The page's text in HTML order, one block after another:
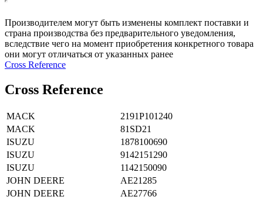
Производителем могут быть изменены комплект поставки и
страна производства без предварительного уведомления,
вследствие чего на момент приобретения конкретного товара
они могут отличаться от указанных ранее
Сross Reference
Сross Reference
MACK
2191P101240
MACK
81SD21
ISUZU
1878100690
ISUZU
9142151290
ISUZU
1142150090
JOHN DEERE
AE21285
JOHN DEERE
AE27766